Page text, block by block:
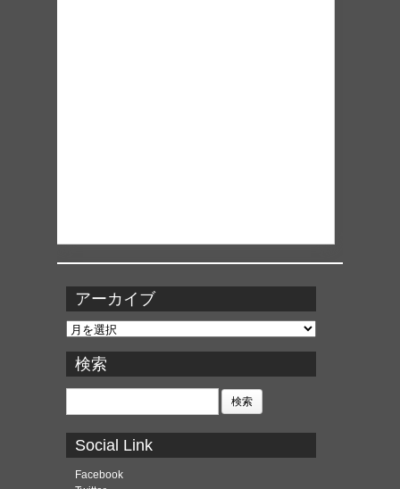
アーカイブ
ア
カ
イ
ブ
検索
検
Social Link
Facebook